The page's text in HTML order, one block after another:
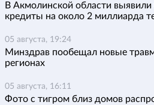
В Акмолинской области
кредиты на около 2 миллиарда
05 августа, 19:24
Минздрав пообещал новые
регионах
05 августа, 16:11
Фото с тигром близ домов